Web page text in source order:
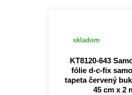
skladom
KT8120-643
fólie d-c-fix
tapeta červený
45 cm x 2